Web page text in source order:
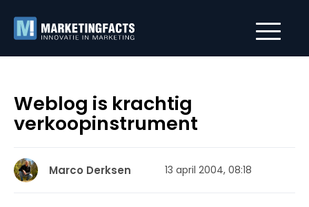
Weblog is krachtig
verkoopinstrument
Marco Derksen 13 april 2004, 08:18